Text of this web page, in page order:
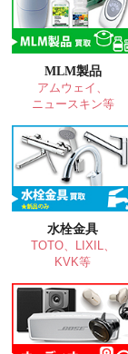
MLM製品
アムウェイ、
ニュースキン等
水栓金具
TOTO、LIXIL、
KVK等